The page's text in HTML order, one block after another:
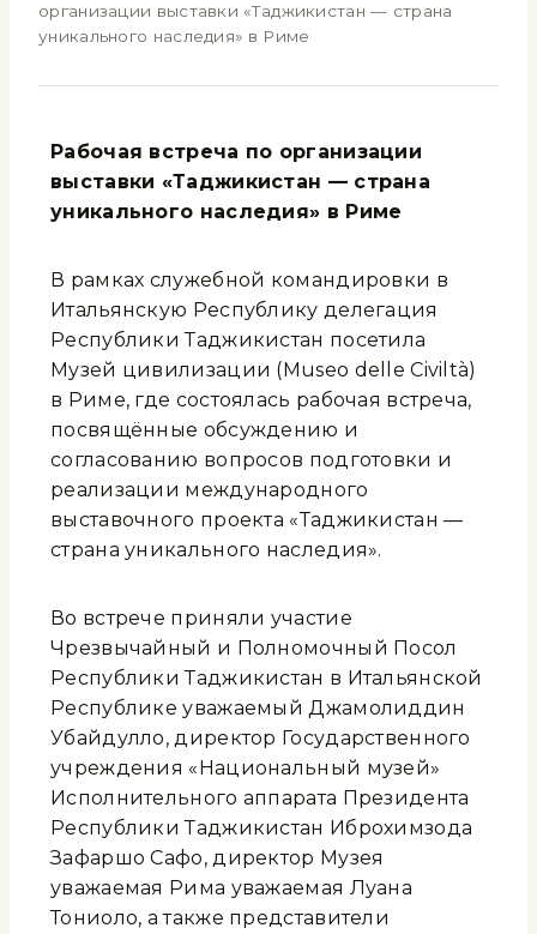
организации выставки «Таджикистан — страна
уникального наследия» в Риме
Рабочая встреча по организации
выставки «Таджикистан — страна
уникального наследия» в Риме
В рамках служебной командировки в
Итальянскую Республику делегация
Республики Таджикистан посетила
Музей цивилизации (Museo delle Civiltà)
в Риме, где состоялась рабочая встреча,
посвящённые обсуждению и
согласованию вопросов подготовки и
реализации международного
выставочного проекта «Таджикистан —
страна уникального наследия».
Во встрече приняли участие
Чрезвычайный и Полномочный Посол
Республики Таджикистан в Итальянской
Республике уважаемый Джамолиддин
Убайдулло, директор Государственного
учреждения «Национальный музей»
Исполнительного аппарата Президента
Республики Таджикистан Иброхимзода
Зафаршо Сафо, директор Музея
уважаемая Рима уважаемая Луана
Тониоло, а также представители